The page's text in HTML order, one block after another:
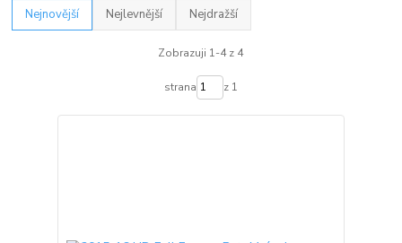
Nejnovější Nejlevnější Nejdražší
Zobrazuji 1-4 z 4
strana z 1